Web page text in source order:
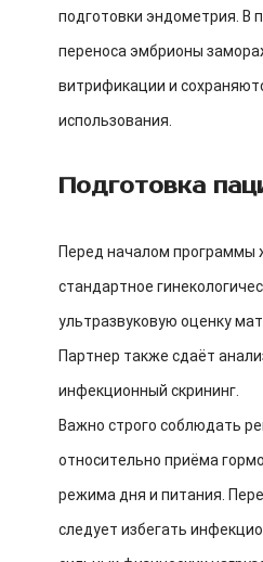
подготовки эндометрия. В
переноса эмбрионы
витрификации и
использования.
Подготовка
Перед началом программы
стандартное
ультразвуковую оценку
Партнер также сдаёт
инфекционный скрининг.
Важно строго соблюдать
относительно приёма
режима дня и питания.
следует избегать